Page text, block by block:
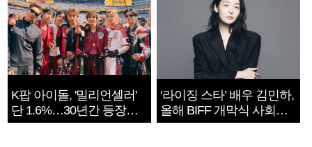
K팝 아이돌, '밀리언셀러'
단 1.6%…30년간 등장
1182개팀 전수조사
‘라이징 스타’ 배우 김민하,
올해 BIFF 개막식 사회자
확정